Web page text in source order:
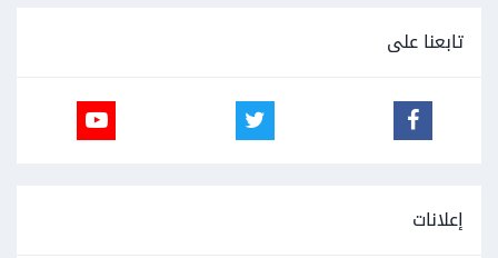
تابعنا على
إعلانات